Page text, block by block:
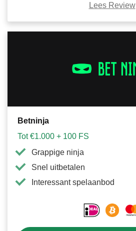
Lees Review
Betninja
Tot €1.000 + 100 FS
Grappige ninja
Snel uitbetalen
Interessant spelaanbod